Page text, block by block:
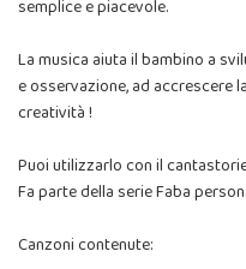
semplice e piacevole.
La musica aiuta il bambino a
e osservazione, ad accrescere
creatività !
Puoi utilizzarlo con il
Fa parte della serie Faba
Canzoni contenute: